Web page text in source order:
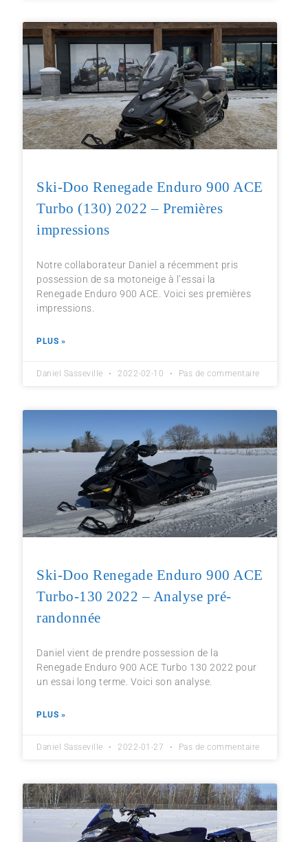
Ski-Doo Renegade Enduro 900 ACE
Turbo (130) 2022 – Premières
impressions
Notre collaborateur Daniel a récemment pris
possession de sa motoneige à l’essai la
Renegade Enduro 900 ACE. Voici ses premières
impressions.
PLUS »
Daniel Sasseville 2022-02-10 Pas de commentaire
Ski-Doo Renegade Enduro 900 ACE
Turbo-130 2022 – Analyse pré-
randonnée
Daniel vient de prendre possession de la
Renegade Enduro 900 ACE Turbo 130 2022 pour
un essai long terme. Voici son analyse.
PLUS »
Daniel Sasseville 2022-01-27 Pas de commentaire